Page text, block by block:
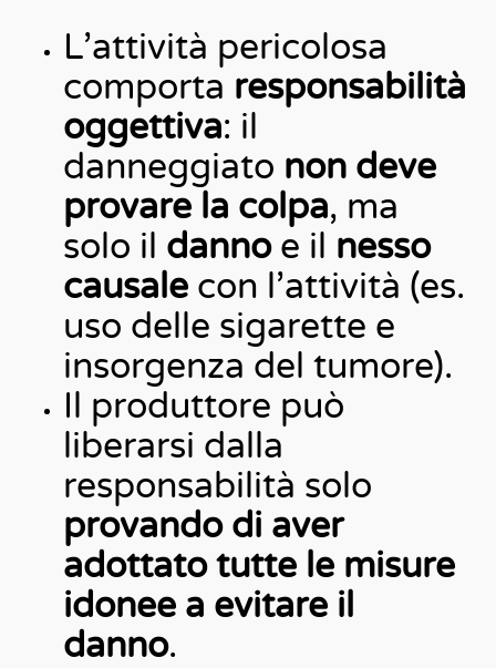
L’attività pericolosa
comporta responsabilità
oggettiva: il
danneggiato non deve
provare la colpa, ma
solo il dannoe il nesso
causalecon l’attività (es.
uso delle sigarette e
insorgenza del tumore).
Il produttore può
liberarsi dalla
responsabilità solo
provando di aver
adottato tutte le misure
idonee a evitare il
danno.